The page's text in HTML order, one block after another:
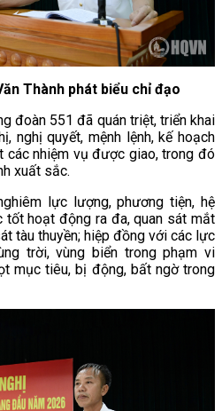
Thành phát biểu chỉ đạo
đoàn 551 đã quán triệt, triển khai
nghị quyết, mệnh lệnh, kế hoạch
các nhiệm vụ được giao, trong đó
xuất sắc.
lực lượng, phương tiện, hệ
hoạt động ra đa, quan sát mắt
tàu thuyền; hiệp đồng với các lực
trời, vùng biển trong phạm vi
mục tiêu, bị động, bất ngờ trong